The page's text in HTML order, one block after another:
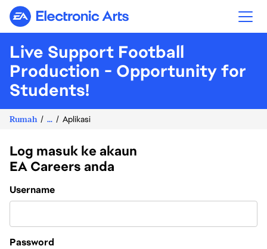
Electronic Arts
Live Support Football
Production - Opportunity for
Students!
Rumah ... Aplikasi
Log masuk ke akaun
EA Careers anda
Login
Username
Password